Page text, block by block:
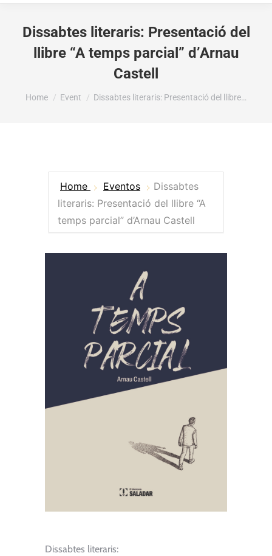
Dissabtes literaris: Presentació del
llibre “A temps parcial” d’Arnau
Castell
You are here:
Home Event Dissabtes literaris: Presentació del llibre…
Home Eventos
Dissabtes
literaris: Presentació del llibre “A
temps parcial” d’Arnau Castell
Dissabtes literaris: